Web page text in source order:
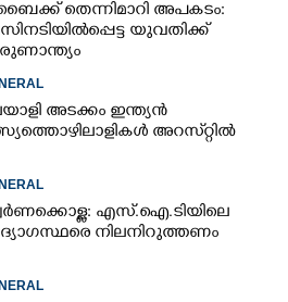
തെന്നിമാറി അപകടം:
യുവതിക്ക്
അടക്കം ഇന്ത്യൻ
അറസ്‌റ്റിൽ
എസ്.ഐ.ടിയിലെ
നിലനിറുത്തണം